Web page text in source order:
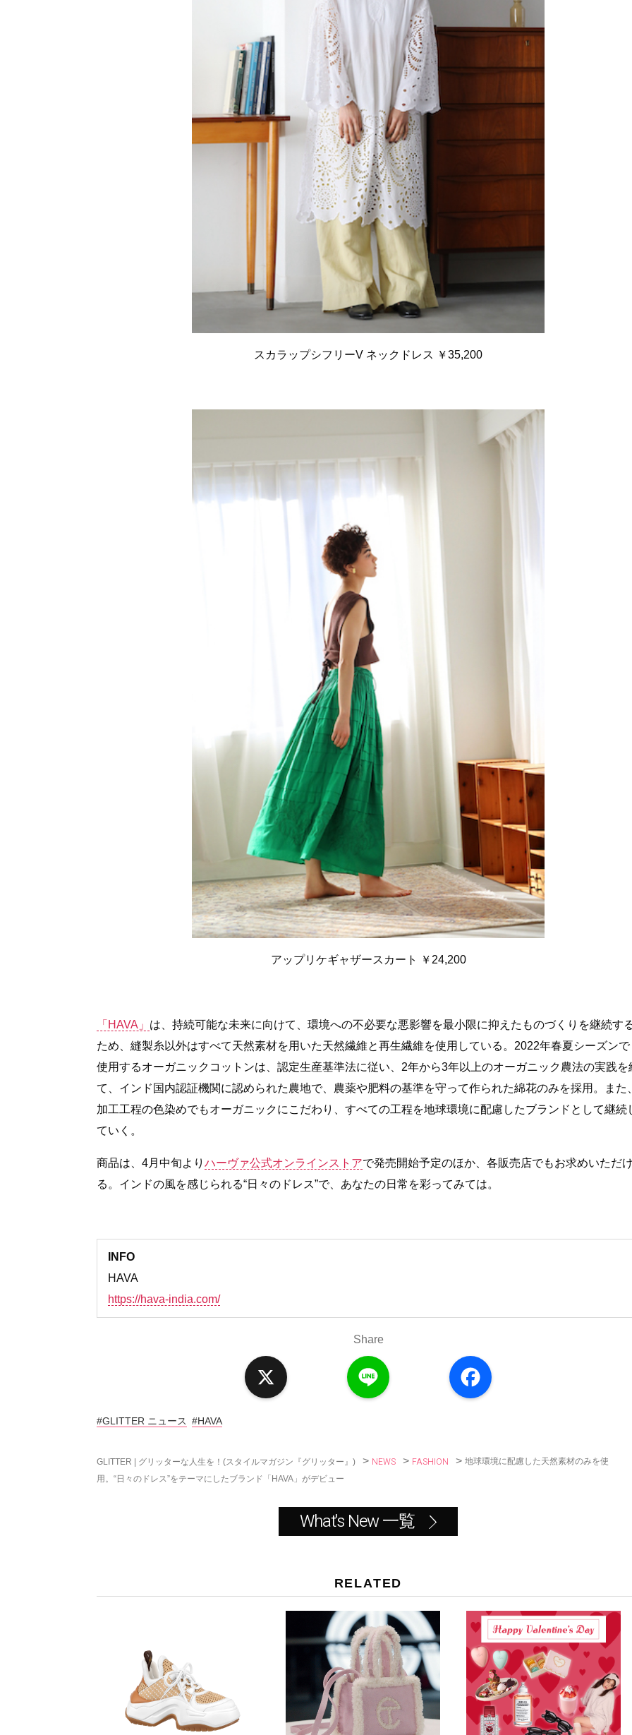
スカラップシフリーV ネックドレス ￥35,200
アップリケギャザースカート ￥24,200
「HAVA」 は、持続可能な未来に向けて、環境への不必要な悪影響を最小限に抑えたものづくりを継続す
ため、縫製糸以外はすべて天然素材を用いた天然繊維と再生繊維を使用している。2022年春夏シーズンで
使用するオーガニックコットンは、認定生産基準法に従い、2年から3年以上のオーガニック農法の実践を
て、インド国内認証機関に認められた農地で、農薬や肥料の基準を守って作られた綿花のみを採用。また、
加工工程の色染めでもオーガニックにこだわり、すべての工程を地球環境に配慮したブランドとして継続
ていく。
商品は、4月中旬より ハーヴァ公式オンラインストアで発売開始予定のほか、各販売店でもお求めいただけ
る。インドの風を感じられる“日々のドレス”で、あなたの日常を彩ってみては。
INFO
HAVA
https://hava-india.com/
Share
#GLITTER ニュース #HAVA
GLITTER | グリッターな人生を！(スタイルマガジン『グリッター』) > NEWS > FASHION > 地球環境に配慮した天然素材のみを使
用。“日々のドレス”をテーマにしたブランド「HAVA」がデビュー
What's New 一覧
RELATED